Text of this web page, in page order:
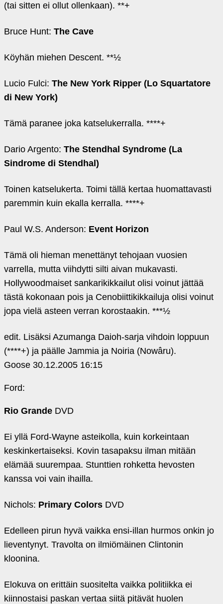
(tai sitten ei ollut ollenkaan). **+
Bruce Hunt: The Cave
Köyhän miehen Descent. **½
Lucio Fulci: The New York Ripper (Lo Squartatore
di New York)
Tämä paranee joka katselukerralla. ****+
Dario Argento: The Stendhal Syndrome (La
Sindrome di Stendhal)
Toinen katselukerta. Toimi tällä kertaa huomattavasti
paremmin kuin ekalla kerralla. ****+
Paul W.S. Anderson: Event Horizon
Tämä oli hieman menettänyt tehojaan vuosien
varrella, mutta viihdytti silti aivan mukavasti.
Hollywoodmaiset sankarikikkailut olisi voinut jättää
tästä kokonaan pois ja Cenobiittikikkailuja olisi voinut
jopa vielä asteen verran korostaakin. ***½
edit. Lisäksi Azumanga Daioh-sarja vihdoin loppuun
(****+) ja päälle Jammia ja Noiria (Nowâru).
Goose 30.12.2005 16:15
Ford:
Rio Grande DVD
Ei yllä Ford-Wayne asteikolla, kuin korkeintaan
keskinkertaiseksi. Kovin tasapaksu ilman mitään
elämää suurempaa. Stunttien rohketta hevosten
kanssa voi vain ihailla.
Nichols: Primary Colors DVD
Edelleen pirun hyvä vaikka ensi-illan hurmos onkin jo
lieventynyt. Travolta on ilmiömäinen Clintonin
kloonina.
Elokuva on erittäin suositelta vaikka politiikka ei
kiinnostaisi paskan vertaa siitä pitävät huolen